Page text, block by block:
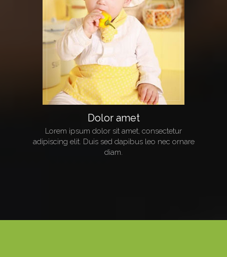
Dolor amet
Lorem ipsum dolor sit amet, consectetur
adipiscing elit. Duis sed dapibus leo nec ornare
diam.